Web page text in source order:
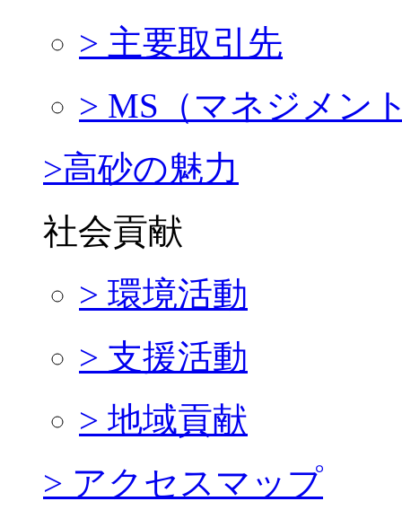
> 主要取引先
> MS（マネジメン
>高砂の魅力
社会貢献
> 環境活動
> 支援活動
> 地域貢献
> アクセスマップ